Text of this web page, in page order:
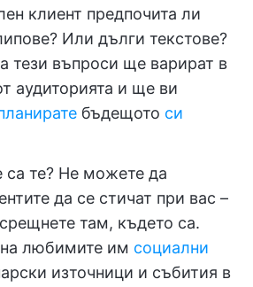
клиент предпочита ли
Или дълги текстове?
тези въпроси ще варират в
аудиторията и ще ви
бъдещото си
са те? Не можете да
да се стичат при вас –
там, където са.
любимите им социални
източници и събития в